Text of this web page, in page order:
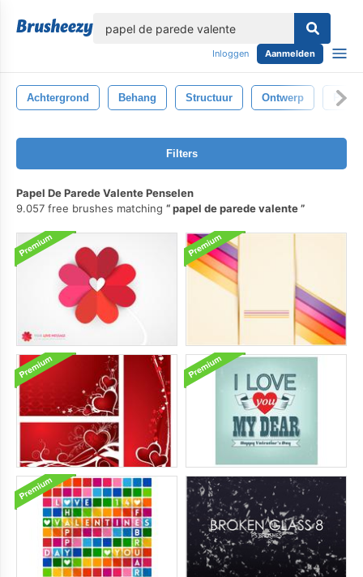
Inloggen Aanmelden
Achtergrond Behang Structuur Ontwerp
Filters
Papel De Parede Valente Penselen
9.057 free brushes matching
papel de parede valente